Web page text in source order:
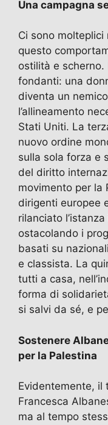
Una campagna
Ci sono
questo
ostilità e scherno.
fondanti: una
diventa un
l’allineamento
Stati Uniti. La
nuovo ordine
sulla sola forza e
del diritto
movimento per la
dirigenti europee
rilanciato
ostacolando i
basati su
e classista. La
tutti a casa,
forma di
si salvi da sé, e
Sostenere
per la Palestina
Evidentemente, il
Francesca
ma al tempo